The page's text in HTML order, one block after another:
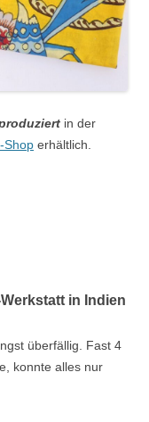
in der
Shop erhältlich.
in Indien
überfällig. Fast 4
konnte alles nur